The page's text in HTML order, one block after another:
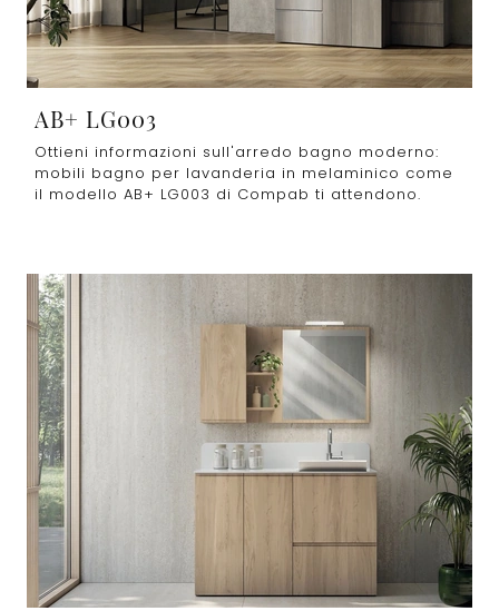
AB+ LG003
Ottieni informazioni sull'arredo bagno moderno:
mobili bagno per lavanderia in melaminico come
il modello AB+ LG003 di Compab ti attendono.